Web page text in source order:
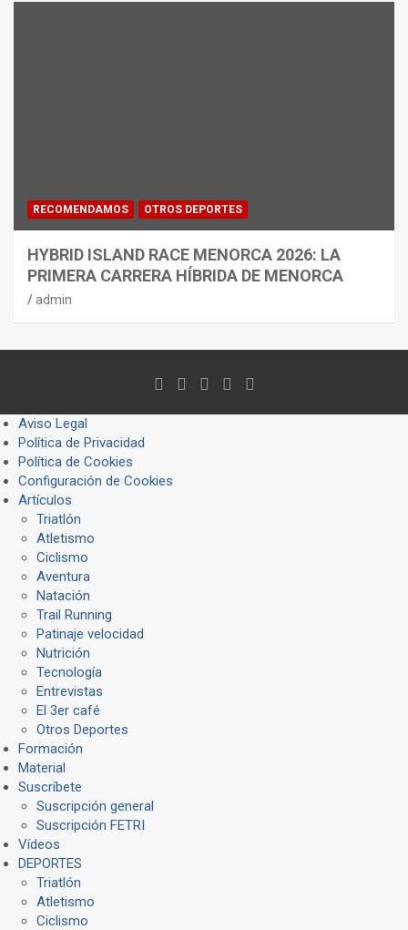
RECOMENDAMOS OTROS DEPORTES
HYBRID ISLAND RACE MENORCA 2026: LA
PRIMERA CARRERA HÍBRIDA DE MENORCA
admin
Aviso Legal
Política de Privacidad
Política de Cookies
Configuración de Cookies
Artículos
Triatlón
Atletismo
Ciclismo
Aventura
Natación
Trail Running
Patinaje velocidad
Nutrición
Tecnología
Entrevistas
El 3er café
Otros Deportes
Formación
Material
Suscríbete
Suscripción general
Suscripción FETRI
Vídeos
DEPORTES
Triatlón
Atletismo
Ciclismo